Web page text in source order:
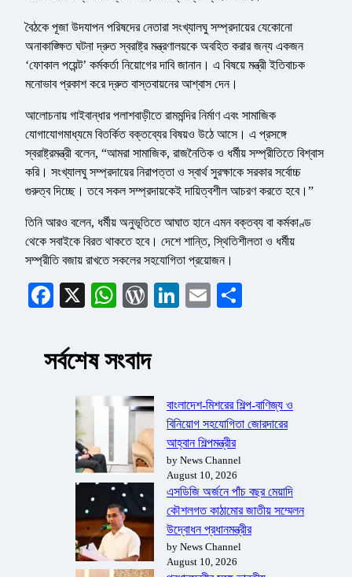
বৈঠকে পূজা উদযাপন পরিষদের নেতারা সংখ্যালঘু সম্প্রদায়ের যেকোনো
অনাকাঙ্ক্ষিত ঘটনা দ্রুত স্বরাষ্ট্র মন্ত্রণালয়কে অবহিত করার জন্য একজন
‘ফোকাল পয়েন্ট’ কর্মকর্তা নিয়োগের দাবি জানান। এ বিষয়ে মন্ত্রী ইতিবাচক
মনোভাব প্রকাশ করে দ্রুত বাস্তবায়নের আশ্বাস দেন।
আলোচনায় গাইবান্ধার পলাশবাড়ীতে রামমন্দির নির্মাণ এবং সামাজিক
যোগাযোগমাধ্যমে বিতর্কিত বক্তব্যের বিষয়ও উঠে আসে। এ প্রসঙ্গে
স্বরাষ্ট্রমন্ত্রী বলেন, “আমরা সামাজিক, রাজনৈতিক ও ধর্মীয় সম্প্রীতিতে বিশ্বাস
করি। সংখ্যালঘু সম্প্রদায়ের নিরাপত্তা ও স্বার্থ সুরক্ষাকে সরকার সর্বোচ্চ
গুরুত্ব দিচ্ছে। তবে সকল সম্প্রদায়কেই দায়িত্বশীল আচরণ করতে হবে।”
তিনি আরও বলেন, ধর্মীয় অনুভূতিতে আঘাত হানে এমন বক্তব্য বা কর্মকাণ্ড
থেকে সবাইকে বিরত থাকতে হবে। দেশে শান্তি, স্থিতিশীলতা ও ধর্মীয়
সম্প্রীতি বজায় রাখতে সকলের সহযোগিতা প্রয়োজন।
Facebook
X WhatsApp
WordPress
LinkedIn
Email
সর্বশেষ সংবাদ
বাংলাদেশ-মিশরের শিল্প-বাণিজ্য ও
বিনিয়োগ সহযোগিতা জোরদারের
আহ্বান শিল্পমন্ত্রীর
by News Channel
August 10, 2026
এসডিজি অর্জনে পাঁচ বছর মেয়াদি
কৌশলগত কাঠামোর জাতীয় সম্মেলন
উদ্বোধন প্রধানমন্ত্রীর
by News Channel
August 10, 2026